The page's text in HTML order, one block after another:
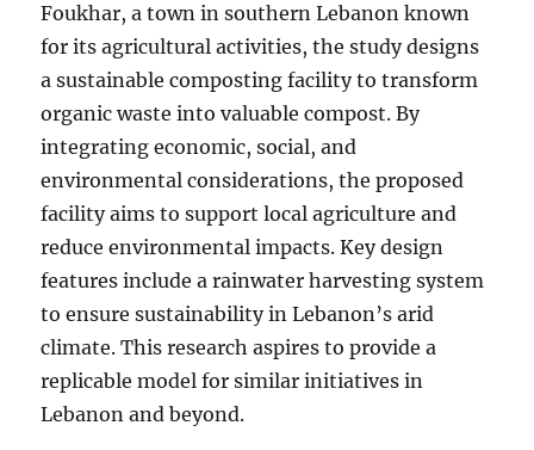
Foukhar, a town in southern Lebanon known
for its agricultural activities, the study designs
a sustainable composting facility to transform
organic waste into valuable compost. By
integrating economic, social, and
environmental considerations, the proposed
facility aims to support local agriculture and
reduce environmental impacts. Key design
features include a rainwater harvesting system
to ensure sustainability in Lebanon’s arid
climate. This research aspires to provide a
replicable model for similar initiatives in
Lebanon and beyond.